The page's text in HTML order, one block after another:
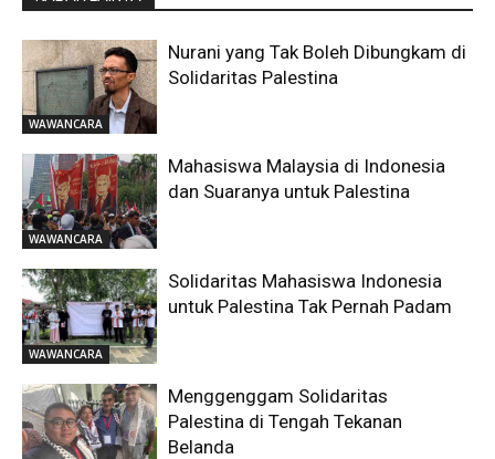
WAWANCARA
Nurani yang Tak Boleh Dibungkam di
Solidaritas Palestina
WAWANCARA
Mahasiswa Malaysia di Indonesia
dan Suaranya untuk Palestina
WAWANCARA
Solidaritas Mahasiswa Indonesia
untuk Palestina Tak Pernah Padam
Menggenggam Solidaritas
Palestina di Tengah Tekanan
Belanda